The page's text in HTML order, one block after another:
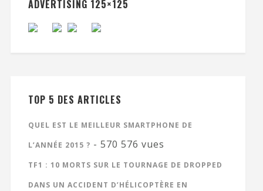
ADVERTISING 125×125
TOP 5 DES ARTICLES
QUEL EST LE MEILLEUR SMARTPHONE DE
L’ANNÉE 2015 ? - 570 576 vues
TF1 : 10 MORTS SUR LE TOURNAGE DE DROPPED
DANS UN ACCIDENT D’HÉLICOPTÈRE EN